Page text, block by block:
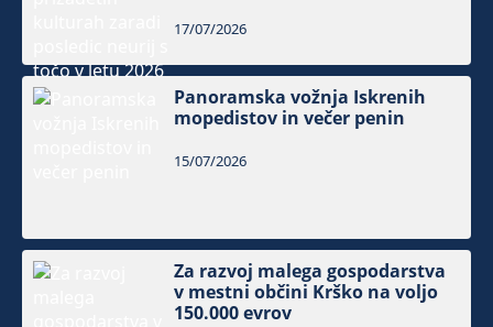
17/07/2026
Panoramska vožnja Iskrenih
mopedistov in večer penin
15/07/2026
Za razvoj malega gospodarstva
v mestni občini Krško na voljo
150.000 evrov